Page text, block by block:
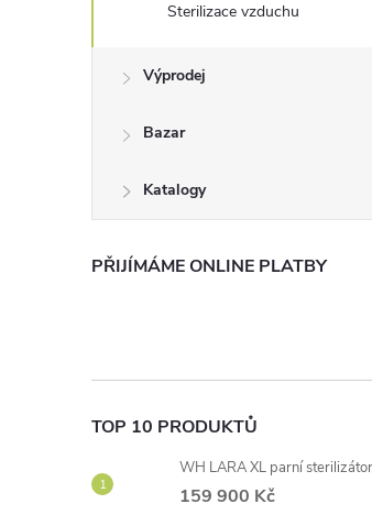
Sterilizace vzduchu
Výprodej
Bazar
Katalogy
PŘIJÍMÁME ONLINE PLATBY
TOP 10 PRODUKTŮ
WH LARA XL parní
159 900 Kč